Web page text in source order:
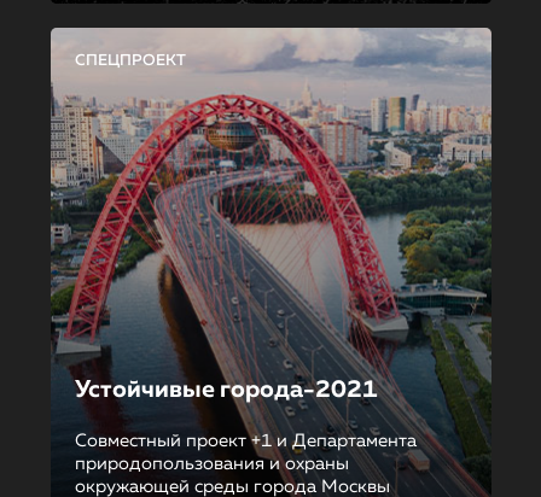
СПЕЦПРОЕКТ
Устойчивые города-2021
Совместный проект +1 и Департамента
природопользования и охраны
окружающей среды города Москвы